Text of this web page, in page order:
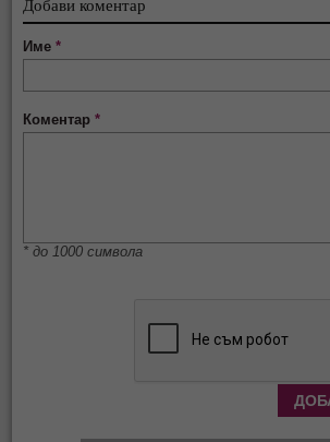
Добави коментар
Име*
Коментар*
* до 1000 символа